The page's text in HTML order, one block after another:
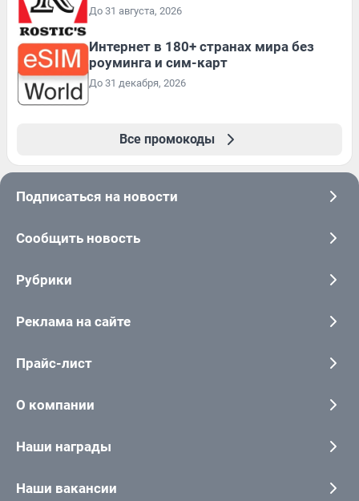
До 31 августа, 2026
Интернет в 180+ странах мира без
роуминга и сим-карт
До 31 декабря, 2026
Все промокоды
Подписаться на новости
Сообщить новость
Рубрики
Реклама на сайте
Прайс-лист
О компании
Наши награды
Наши вакансии